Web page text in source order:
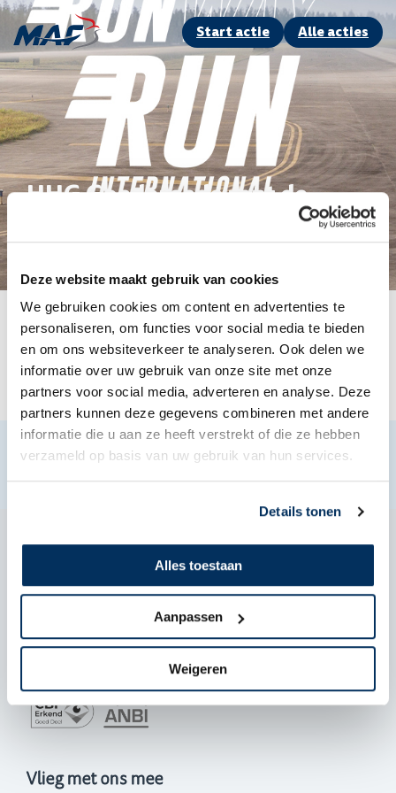
Deze website maakt gebruik van cookies
We gebruiken cookies om content en advertenties te
personaliseren, om functies voor social media te bieden
en om ons websiteverkeer te analyseren. Ook delen we
informatie over uw gebruik van onze site met onze
partners voor social media, adverteren en analyse. Deze
partners kunnen deze gegevens combineren met andere
informatie die u aan ze heeft verstrekt of die ze hebben
verzameld op basis van uw gebruik van hun services.
Details tonen
Alles toestaan
Aanpassen
Weigeren
Start actie Alle acties
HHG Goedereede rent de
Swipe om een teampagina te kiezen
Ga terug naar alle acties voor
2025: Oiltrade
Zoek een actie of actievoerder
Vlieg met ons mee
De Zanden 57-A, PA Teuge
Geef een gift
NL 40 ABNA0558345808